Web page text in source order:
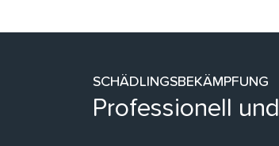
SCHÄDLINGSBEKÄMPFUNG
Professionell